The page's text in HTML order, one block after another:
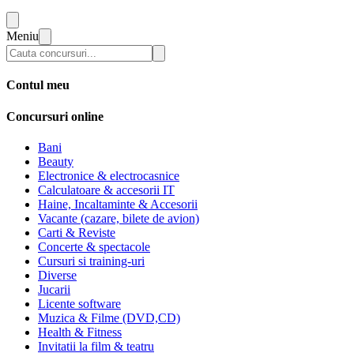
Meniu
Contul meu
Concursuri online
Bani
Beauty
Electronice & electrocasnice
Calculatoare & accesorii IT
Haine, Incaltaminte & Accesorii
Vacante (cazare, bilete de avion)
Carti & Reviste
Concerte & spectacole
Cursuri si training-uri
Diverse
Jucarii
Licente software
Muzica & Filme (DVD,CD)
Health & Fitness
Invitatii la film & teatru